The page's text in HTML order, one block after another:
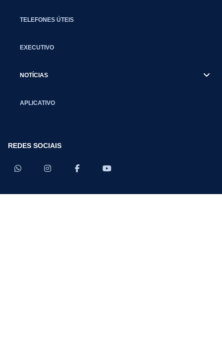
TELEFONES ÚTEIS
EXECUTIVO
NOTÍCIAS
APLICATIVO
REDES SOCIAIS